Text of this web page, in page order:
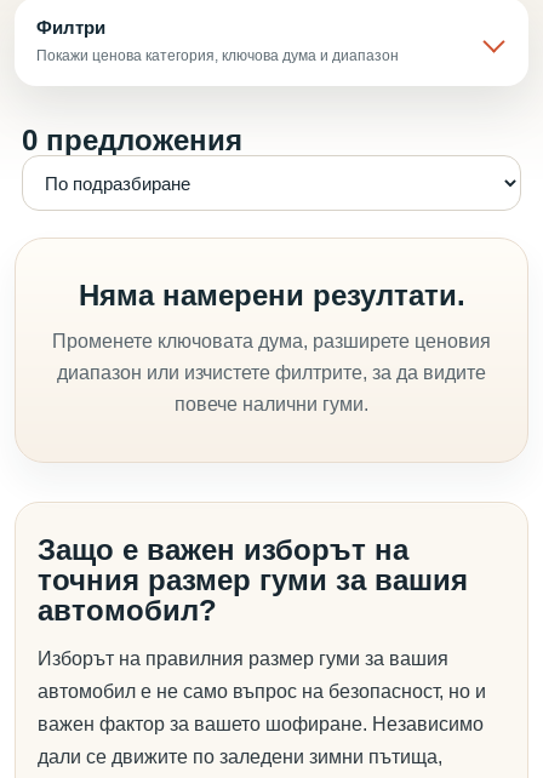
Филтри
Покажи ценова категория, ключова дума и диапазон
0 предложения
Няма намерени резултати.
Променете ключовата дума, разширете ценовия
диапазон или изчистете филтрите, за да видите
повече налични гуми.
Защо е важен изборът на
точния размер гуми за вашия
автомобил?
Изборът на правилния размер гуми за вашия
автомобил е не само въпрос на безопасност, но и
важен фактор за вашето шофиране. Независимо
дали се движите по заледени зимни пътища,